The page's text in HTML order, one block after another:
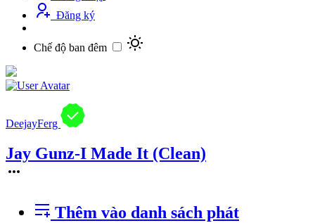
Đăng ký
Chế độ ban đêm
DeejayFerg
Jay Gunz-I Made It (Clean)
Thêm vào danh sách phát